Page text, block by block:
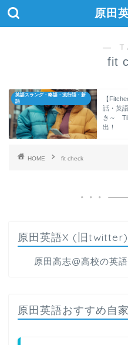
原田
―
fit
英語スラング・略語・流行語・新
語
【
話・英
き～
出！
HOME fit check
原田英語X (旧twitter)
原田高志@高校の英
原田英語おすすめ自